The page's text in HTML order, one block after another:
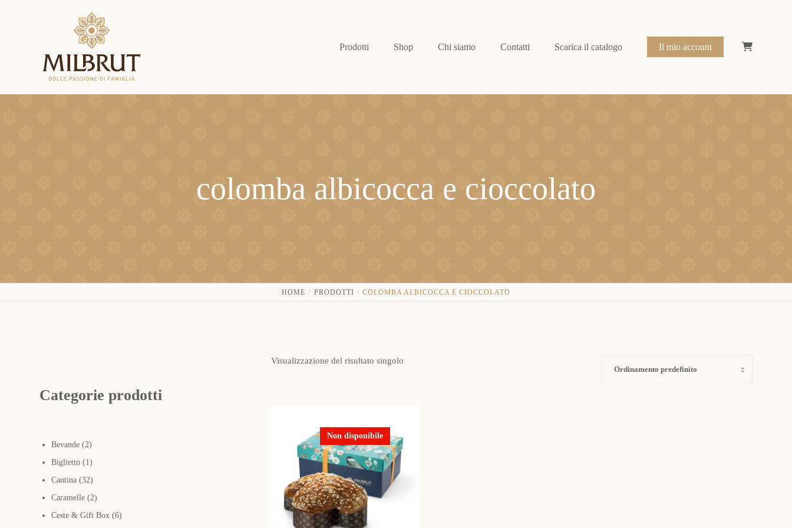
Prodotti Shop Chi siamo Contatti Scarica il catalogo Il mio account
colomba albicocca e cioccolato
HOME PRODOTTI COLOMBA ALBICOCCA E CIOCCOLATO
Visualizzazione del risultato singolo
Non disponibile
Categorie prodotti
Bevande 22
prodotti
Biglietto 11
prodotto
Cantina 3232
prodotti
Caramelle 22
prodotti
Ceste & Gift Box 66